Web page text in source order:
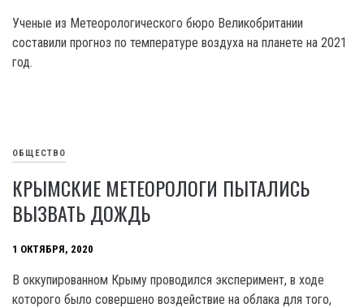
Ученые из Метеорологического бюро Великобритании
составили прогноз по температуре воздуха на планете на 2021
год.
ОБЩЕСТВО
КРЫМСКИЕ МЕТЕОРОЛОГИ ПЫТАЛИСЬ
ВЫЗВАТЬ ДОЖДЬ
1 ОКТЯБРЯ, 2020
В оккупированном Крыму проводился эксперимент, в ходе
которого было совершено воздействие на облака для того,